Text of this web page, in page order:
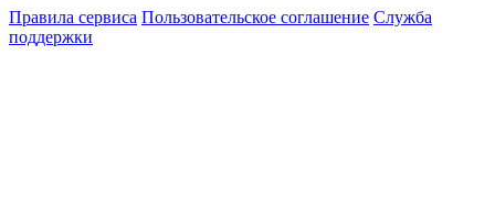
Правила сервиса Пользовательское соглашение Служба
поддержки